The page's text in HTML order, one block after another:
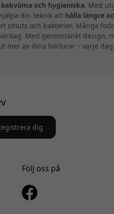
och hygieniska. Med
din teknik att hålla längre
smuts och bakterier. Många
Med genomtänkt design,
mer av dina hörlurar – varje dag.
dig
Följ oss på